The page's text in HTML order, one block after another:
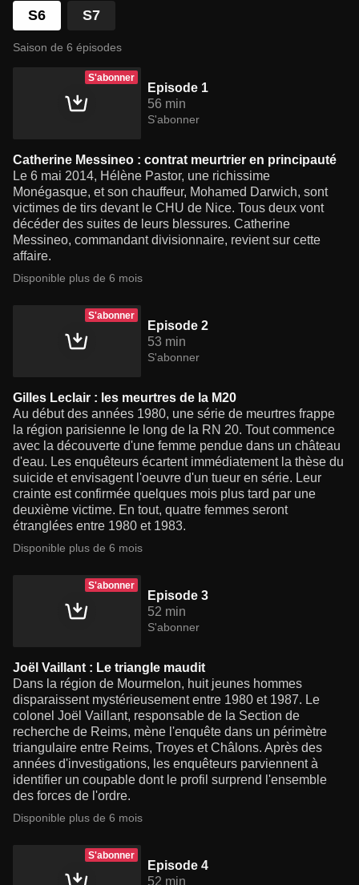
S6 S7
Saison de 6 épisodes
S'abonner
Episode 1
56 min
S'abonner
Catherine Messineo : contrat meurtrier en principauté
Le 6 mai 2014, Hélène Pastor, une richissime
Monégasque, et son chauffeur, Mohamed Darwich, sont
victimes de tirs devant le CHU de Nice. Tous deux vont
décéder des suites de leurs blessures. Catherine
Messineo, commandant divisionnaire, revient sur cette
affaire.
Disponible plus de 6 mois
S'abonner
Episode 2
53 min
S'abonner
Gilles Leclair : les meurtres de la M20
Au début des années 1980, une série de meurtres frappe
la région parisienne le long de la RN 20. Tout commence
avec la découverte d'une femme pendue dans un château
d'eau. Les enquêteurs écartent immédiatement la thèse du
suicide et envisagent l'oeuvre d'un tueur en série. Leur
crainte est confirmée quelques mois plus tard par une
deuxième victime. En tout, quatre femmes seront
étranglées entre 1980 et 1983.
Disponible plus de 6 mois
S'abonner
Episode 3
52 min
S'abonner
Joël Vaillant : Le triangle maudit
Dans la région de Mourmelon, huit jeunes hommes
disparaissent mystérieusement entre 1980 et 1987. Le
colonel Joël Vaillant, responsable de la Section de
recherche de Reims, mène l'enquête dans un périmètre
triangulaire entre Reims, Troyes et Châlons. Après des
années d'investigations, les enquêteurs parviennent à
identifier un coupable dont le profil surprend l'ensemble
des forces de l'ordre.
Disponible plus de 6 mois
S'abonner
Episode 4
52 min